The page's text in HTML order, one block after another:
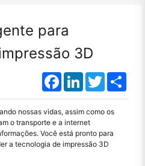
para
3D
FacebookLinkedInTwitter
nossas vidas, assim como os
o transporte e a internet
Você está pronto para
a tecnologia de impressão 3D